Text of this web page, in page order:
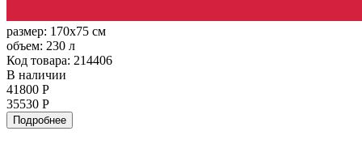
размер: 170x75 см
объем: 230 л
Код товара: 214406
В наличии
41800 Р
35530 Р
Подробнее